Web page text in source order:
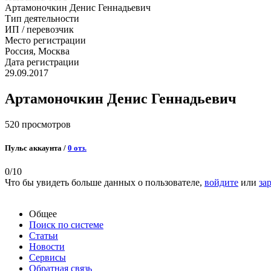
Артамоночкин Денис Геннадьевич
Тип деятельности
ИП / перевозчик
Место регистрации
Россия, Москва
Дата регистрации
29.09.2017
Артамоночкин Денис Геннадьевич
520 просмотров
Пульс аккаунта / 0 отз.
0/10
Что бы увидеть больше данных о пользователе, войдите или
Общее
Поиск по системе
Статьи
Новости
Сервисы
Обратная связь